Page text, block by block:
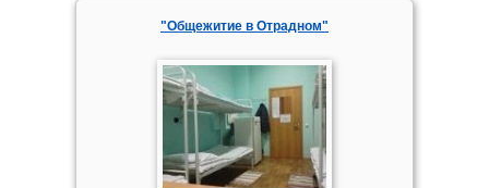
"Общежитие в Отрадном"